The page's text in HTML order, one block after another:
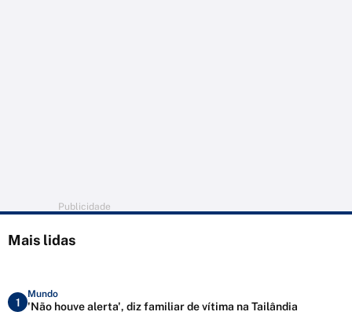
Publicidade
Mais lidas
1
Mundo
'Não houve alerta', diz familiar de vítima na Tailândia